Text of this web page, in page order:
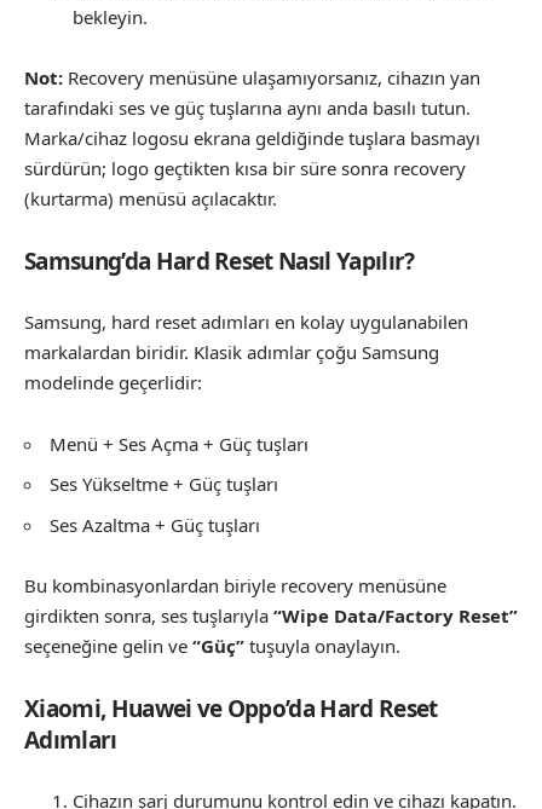
bekleyin.
Not: Recovery menüsüne ulaşamıyorsanız, cihazın yan
tarafındaki ses ve güç tuşlarına aynı anda basılı tutun.
Marka/cihaz logosu ekrana geldiğinde tuşlara basmayı
sürdürün; logo geçtikten kısa bir süre sonra recovery
(kurtarma) menüsü açılacaktır.
Samsung’da Hard Reset Nasıl Yapılır?
Samsung, hard reset adımları en kolay uygulanabilen
markalardan biridir. Klasik adımlar çoğu Samsung
modelinde geçerlidir:
Menü + Ses Açma + Güç tuşları
Ses Yükseltme + Güç tuşları
Ses Azaltma + Güç tuşları
Bu kombinasyonlardan biriyle recovery menüsüne
girdikten sonra, ses tuşlarıyla “Wipe Data/Factory Reset”
seçeneğine gelin ve “Güç” tuşuyla onaylayın.
Xiaomi, Huawei ve Oppo’da Hard Reset
Adımları
Cihazın şarj durumunu kontrol edin ve cihazı kapatın.